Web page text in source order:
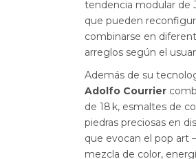
tendencia modular de
que pueden
combinarse en
arreglos según el
Además de su
Adolfo Courrier
de 18 k, esmaltes de
piedras preciosas en
que evocan el pop art
mezcla de color,